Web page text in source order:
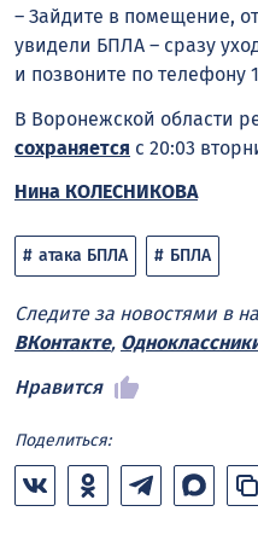
– Зайдите в помещение,
увидели БПЛА – сразу
и позвоните по телефону
В Воронежской области
сохраняется с 20:03
Нина КОЛЕСНИКОВА
атака БПЛА БПЛА
Следите за новостями в
ВКонтакте,
Нравится
Поделиться: